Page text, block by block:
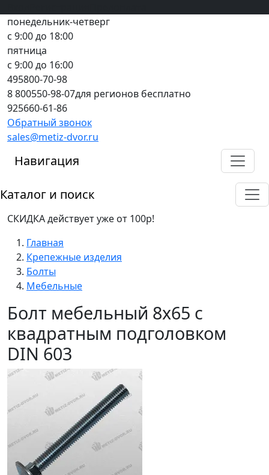
понедельник-четверг
с 9:00 до 18:00
пятница
с 9:00 до 16:00
495800-70-98
8 800550-98-07для регионов бесплатно
925660-61-86
Обратный звонок
sales@metiz-dvor.ru
Навигация
Каталог и поиск
СКИДКА действует уже от 100р!
Главная
Крепежные изделия
Болты
Мебельные
Болт мебельный 8x65 с
квадратным подголовком
DIN 603